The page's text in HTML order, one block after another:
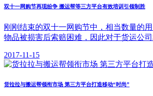
双十一网购节再现纷争 搬运帮等三方平台有效培训引领制胜
刚刚结束的双十一网购节中，相当数量的
物品被损害后索赔困难，因此对于货运公
2017-11-15
货拉拉与搬运帮领衔市场 第三方平台打造移动“时尚”